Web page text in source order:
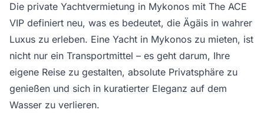
Die private Yachtvermietung in Mykonos mit The ACE
VIP definiert neu, was es bedeutet, die Ägäis in wahrer
Luxus zu erleben. Eine Yacht in Mykonos zu mieten, ist
nicht nur ein Transportmittel – es geht darum, Ihre
eigene Reise zu gestalten, absolute Privatsphäre zu
genießen und sich in kuratierter Eleganz auf dem
Wasser zu verlieren.